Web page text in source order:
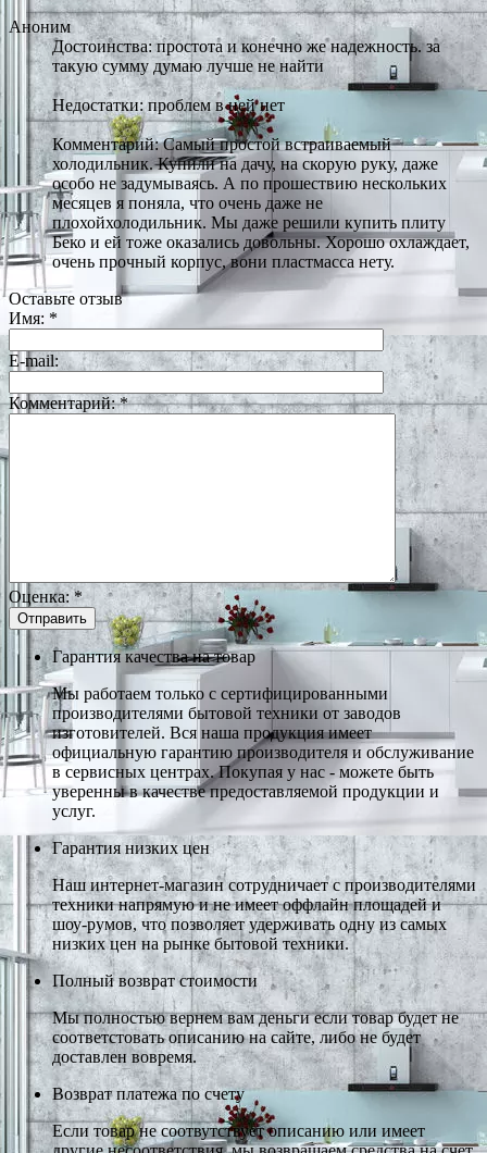
Аноним
Достоинства: простота и конечно же надежность. за
такую сумму думаю лучше не найти
Недостатки: проблем в ней нет
Комментарий: Самый простой встраиваемый
холодильник. Купили на дачу, на скорую руку, даже
особо не задумываясь. А по прошествию нескольких
месяцев я поняла, что очень даже не
плохойхолодильник. Мы даже решили купить плиту
Беко и ей тоже оказались довольны. Хорошо охлаждает,
очень прочный корпус, вони пластмасса нету.
Оставьте отзыв
Имя: *
E-mail:
Комментарий:*
Оценка:*
Гарантия качества на товар
Мы работаем только с сертифицированными
производителями бытовой техники от заводов
изготовителей. Вся наша продукция имеет
официальную гарантию производителя и обслуживание
в сервисных центрах. Покупая у нас - можете быть
уверенны в качестве предоставляемой продукции и
услуг.
Гарантия низких цен
Наш интернет-магазин сотрудничает с производителями
техники напрямую и не имеет оффлайн площадей и
шоу-румов, что позволяет удерживать одну из самых
низких цен на рынке бытовой техники.
Полный возврат стоимости
Мы полностью вернем вам деньги если товар будет не
соответстовать описанию на сайте, либо не будет
доставлен вовремя.
Возврат платежа по счету
Если товар не соотвутствует описанию или имеет